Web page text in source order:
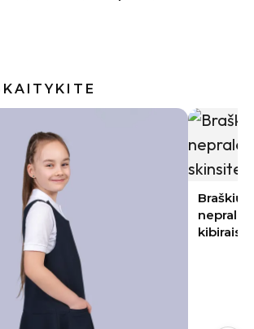
rugpjūtį 2026:
datų – kitąmet skinsite